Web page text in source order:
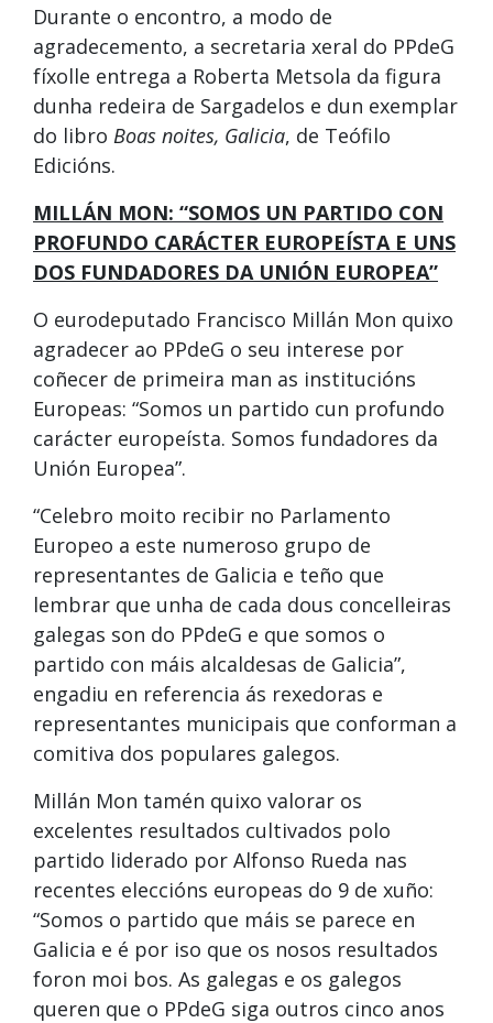
Durante o encontro, a modo de
agradecemento, a secretaria xeral do PPdeG
fíxolle entrega a Roberta Metsola da figura
dunha redeira de Sargadelos e dun exemplar
do libro Boas noites, Galicia, de Teófilo
Edicións.
MILLÁN MON: “SOMOS UN PARTIDO CON
PROFUNDO CARÁCTER EUROPEÍSTA E UNS
DOS FUNDADORES DA UNIÓN EUROPEA”
O eurodeputado Francisco Millán Mon quixo
agradecer ao PPdeG o seu interese por
coñecer de primeira man as institucións
Europeas: “Somos un partido cun profundo
carácter europeísta. Somos fundadores da
Unión Europea”.
“Celebro moito recibir no Parlamento
Europeo a este numeroso grupo de
representantes de Galicia e teño que
lembrar que unha de cada dous concelleiras
galegas son do PPdeG e que somos o
partido con máis alcaldesas de Galicia”,
engadiu en referencia ás rexedoras e
representantes municipais que conforman a
comitiva dos populares galegos.
Millán Mon tamén quixo valorar os
excelentes resultados cultivados polo
partido liderado por Alfonso Rueda nas
recentes eleccións europeas do 9 de xuño:
“Somos o partido que máis se parece en
Galicia e é por iso que os nosos resultados
foron moi bos. As galegas e os galegos
queren que o PPdeG siga outros cinco anos